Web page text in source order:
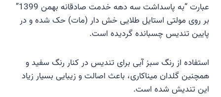
عبارت “به پاسداشت سه دهه خدمت صادقانه بهمن 1399”
بر روی مولتی استایل طلایی خش دار (مات) حک شده و در
پایین تندیس چسبانده گردیده است.
استفاده از رنگ سبز آبی برای تندیس در کنار رنگ سفید و
همچنین گلدان میناکاری، باعث اصالت و زیبایی بسیار زیاد
این تندیش شده است.